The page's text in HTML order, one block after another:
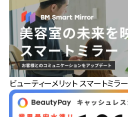
ビューティーメリット スマートミラー